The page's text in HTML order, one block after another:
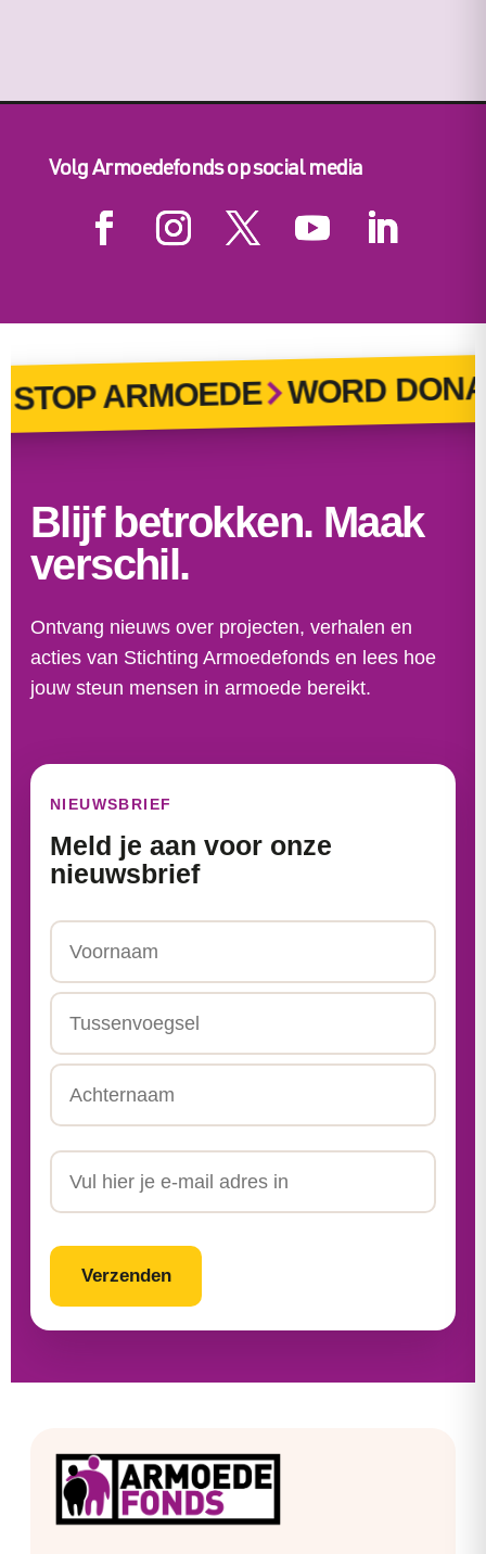
Volg Armoedefonds op social media
ARMOEDE WORD
Blijf betrokken. Maak
verschil.
Ontvang nieuws over projecten, verhalen en
acties van Stichting Armoedefonds en lees hoe
jouw steun mensen in armoede bereikt.
NIEUWSBRIEF
Meld je aan voor onze
nieuwsbrief
Voornaam
Tussenvoegsel
Achternaam
CAPTCHA